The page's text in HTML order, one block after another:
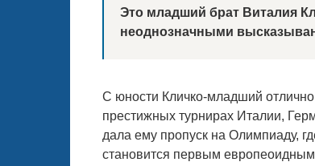
Это младший брат Виталия
неоднозначными
С юности Кличко-младший
престижных турнирах Италии,
дала ему пропуск на Олимпиаду,
становится первым